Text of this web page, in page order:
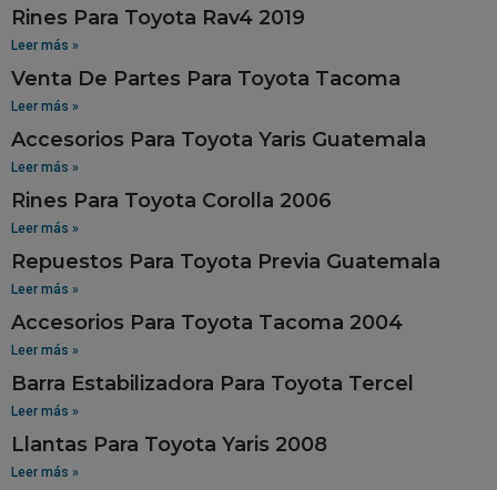
Rines Para Toyota Rav4 2019
Leer más »
Venta De Partes Para Toyota Tacoma
Leer más »
Accesorios Para Toyota Yaris Guatemala
Leer más »
Rines Para Toyota Corolla 2006
Leer más »
Repuestos Para Toyota Previa Guatemala
Leer más »
Accesorios Para Toyota Tacoma 2004
Leer más »
Barra Estabilizadora Para Toyota Tercel
Leer más »
Llantas Para Toyota Yaris 2008
Leer más »